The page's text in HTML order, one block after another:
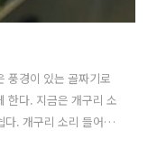
풍경이 있는 골짜기로
한다. 지금은 개구리 소
다. 개구리 소리 들어보